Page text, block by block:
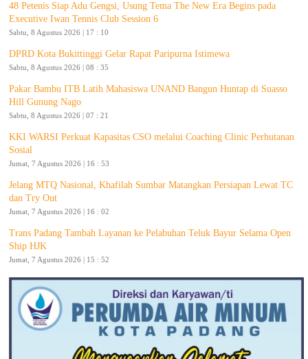
48 Petenis Siap Adu Gengsi, Usung Tema The New Era Begins pada
Executive Iwan Tennis Club Session 6
Sabtu, 8 Agustus 2026 | 17 : 10
DPRD Kota Bukittinggi Gelar Rapat Paripurna Istimewa
Sabtu, 8 Agustus 2026 | 08 : 35
Pakar Bambu ITB Latih Mahasiswa UNAND Bangun Huntap di Suasso
Hill Gunung Nago
Sabtu, 8 Agustus 2026 | 07 : 21
KKI WARSI Perkuat Kapasitas CSO melalui Coaching Clinic Perhutanan
Sosial
Jumat, 7 Agustus 2026 | 16 : 53
Jelang MTQ Nasional, Khafilah Sumbar Matangkan Persiapan Lewat TC
dan Try Out
Jumat, 7 Agustus 2026 | 16 : 02
Trans Padang Tambah Layanan ke Pelabuhan Teluk Bayur Selama Open
Ship HJK
Jumat, 7 Agustus 2026 | 15 : 52